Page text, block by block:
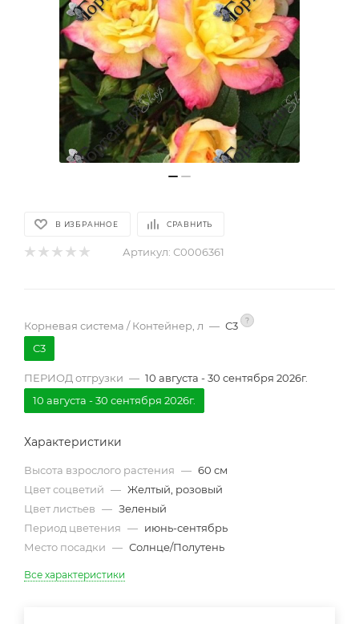
В ИЗБРАННОЕ СРАВНИТЬ
Артикул: С0006361
Корневая система / Контейнер, л — С3 ?
С3
ПЕРИОД отгрузки — 10 августа - 30 сентября 2026г.
10 августа - 30 сентября 2026г.
Характеристики
Высота взрослого растения — 60 см
Цвет соцветий — Желтый, розовый
Цвет листьев — Зеленый
Период цветения — июнь-сентябрь
Место посадки — Солнце/Полутень
Все характеристики